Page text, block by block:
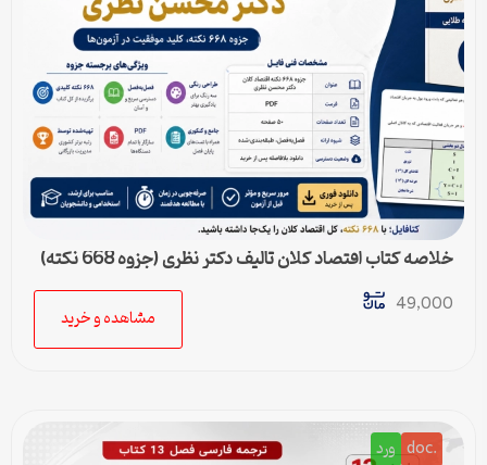
خلاصه کتاب اقتصاد کلان تالیف دکتر نظری (جزوه 668 نکته)
49,000
مشاهده و خرید
.doc ورد